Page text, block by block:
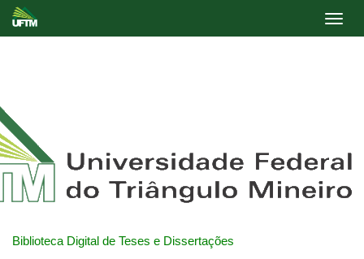
Biblioteca Digital de Teses e Dissertações